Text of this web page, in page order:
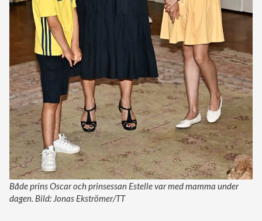
Både prins Oscar och prinsessan Estelle var med mamma under
dagen. Bild: Jonas Ekströmer/TT